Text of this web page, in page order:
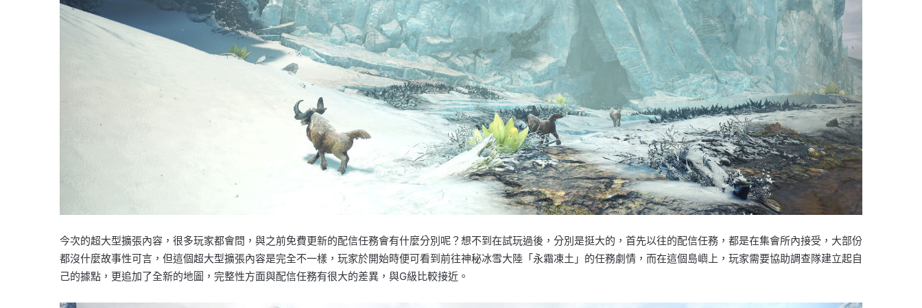
今次的超大型擴張內容，很多玩家都會問，與之前免費更新的配信任務會有什麼分別呢？想不到在試玩過後，分別是挺大的，首先以往的配信任務，都是在集會所內接受，大部份
都沒什麼故事性可言，但這個超大型擴張內容是完全不一樣，玩家於開始時便可看到前往神秘冰雪大陸「永霜凍土」的任務劇情，而在這個島嶼上，玩家需要協助調查隊建立起自
己的據點，更追加了全新的地圖，完整性方面與配信任務有很大的差異，與G級比較接近。